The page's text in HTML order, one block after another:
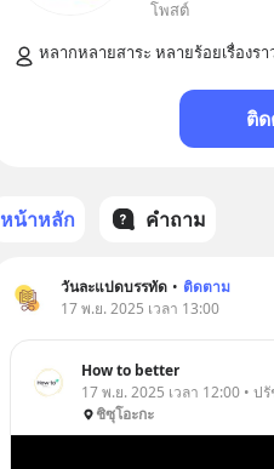
โพสต์
ติ
หน้าหลัก คำถาม
วันละแปดบรรทัด • ติดตาม
17 พ.ย. 2025 เวลา 13:00
How to better
17 พ.ย. 2025 เวลา 12:00 • ป
ชิซุโอะกะ